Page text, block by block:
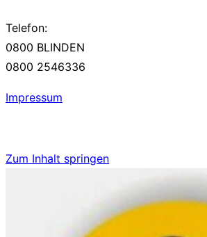
Telefon:
0800 BLINDEN
0800 2546336
Impressum
Zum Inhalt springen